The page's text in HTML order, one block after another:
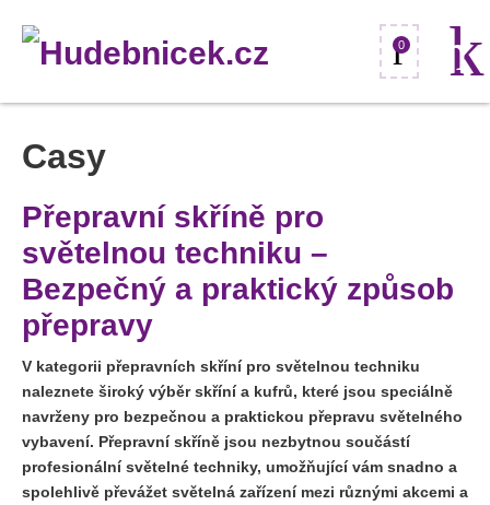
0
Casy
Přepravní skříně pro
světelnou techniku –
Bezpečný a praktický způsob
přepravy
V kategorii přepravních skříní pro světelnou techniku
naleznete široký výběr skříní a kufrů, které jsou speciálně
navrženy pro bezpečnou a praktickou přepravu světelného
vybavení. Přepravní skříně jsou nezbytnou součástí
profesionální světelné techniky, umožňující vám snadno a
spolehlivě převážet světelná zařízení mezi různými akcemi a